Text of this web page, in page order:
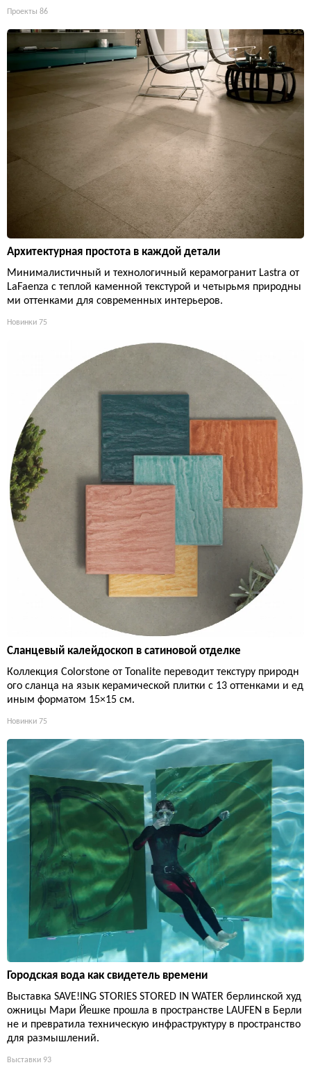
Проекты 86
Архитектурная простота в каждой детали
Минималистичный и технологичный керамогранит Lastra от
LaFaenza с теплой каменной текстурой и четырьмя природны
ми оттенками для современных интерьеров.
Новинки 75
Сланцевый калейдоскоп в сатиновой отделке
Коллекция Colorstone от Tonalite переводит текстуру природн
ого сланца на язык керамической плитки с 13 оттенками и ед
иным форматом 15×15 см.
Новинки 75
Городская вода как свидетель времени
Выставка SAVE!ING STORIES STORED IN WATER берлинской худ
ожницы Мари Йешке прошла в пространстве LAUFEN в Берли
не и превратила техническую инфраструктуру в пространство
для размышлений.
Выставки 93